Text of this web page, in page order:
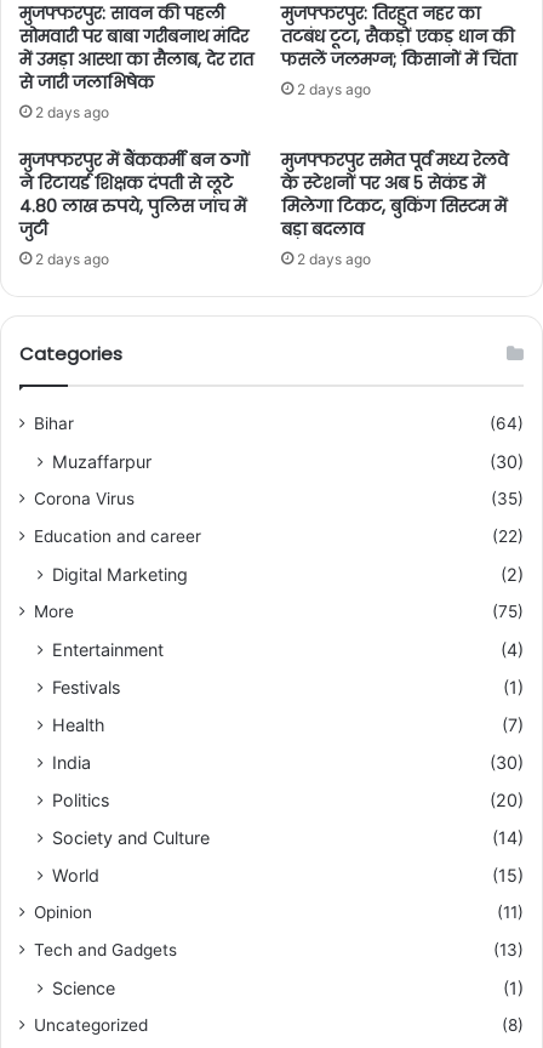
मुजफ्फरपुर: सावन की पहली
सोमवारी पर बाबा गरीबनाथ मंदिर
में उमड़ा आस्था का सैलाब, देर रात
से जारी जलाभिषेक
2 days ago
मुजफ्फरपुर: तिरहुत नहर का
तटबंध टूटा, सैकड़ों एकड़ धान की
फसलें जलमग्न; किसानों में चिंता
2 days ago
मुजफ्फरपुर में बैंककर्मी बन ठगों
ने रिटायर्ड शिक्षक दंपती से लूटे
4.80 लाख रुपये, पुलिस जांच में
जुटी
2 days ago
मुजफ्फरपुर समेत पूर्व मध्य रेलवे
के स्टेशनों पर अब 5 सेकंड में
मिलेगा टिकट, बुकिंग सिस्टम में
बड़ा बदलाव
2 days ago
Categories
Bihar (64)
Muzaffarpur (30)
Corona Virus
(35)
Education and career
(22)
Digital Marketing (2)
More (75)
Entertainment
(4)
Festivals
(1)
Health
(7)
India
(30)
Politics
(20)
Society and Culture
(14)
World
(15)
Opinion
(11)
Tech and Gadgets
(13)
Science (1)
Uncategorized
(8)